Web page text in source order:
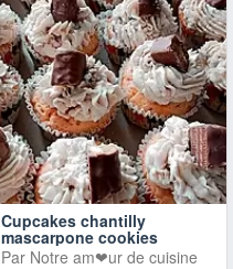
Cupcakes chantilly
mascarpone cookies
Par Notre am❤ur de cuisine